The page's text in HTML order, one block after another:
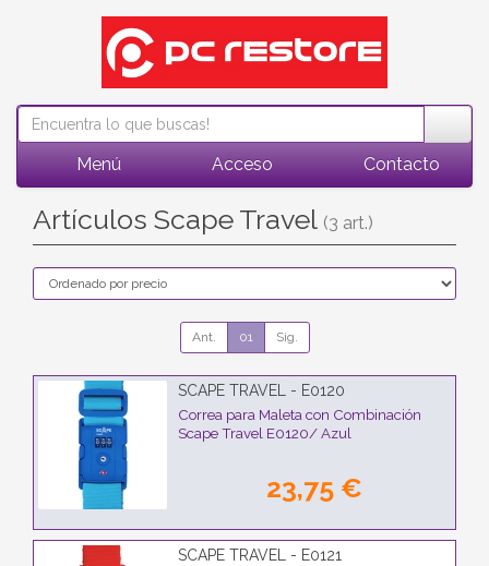
Menú Acceso Contacto
Artículos Scape Travel (3 art.)
Ant. 01 Sig.
SCAPE TRAVEL - E0120
Correa para Maleta con Combinación
Scape Travel E0120/ Azul
23,75 €
SCAPE TRAVEL - E0121